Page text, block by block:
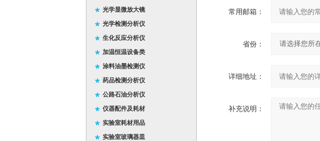
光学显微放大镜
光学检测分析仪
生化反应分析仪
加温恒温设备类
涂料油墨检测仪
药品检测分析仪
公路石油分析仪
仪器配件及耗材
实验室耗材用品
实验室玻璃器皿
常用邮箱：
省份：
详细地址：
补充说明：